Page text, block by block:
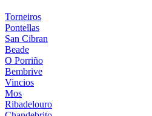
Torneiros
Pontellas
San Cibran
Beade
O Porriño
Bembrive
Vincios
Mos
Ribadelouro